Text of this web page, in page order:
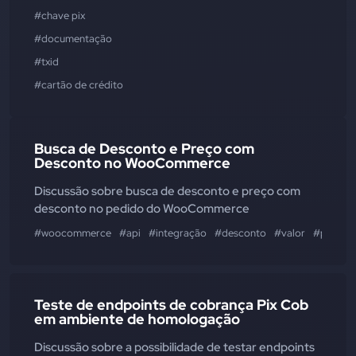
#chave pix
#documentação
#txid
#cartão de crédito
Busca de Desconto e Preço com
Desconto no WooCommerce
Discussão sobre busca de desconto e preço com
desconto no pedido do WooCommerce
#woocommerce #api #integração #desconto #valor #preço
Teste de endpoints de cobrança Pix Cob
em ambiente de homologação
Discussão sobre a possibilidade de testar endpoints